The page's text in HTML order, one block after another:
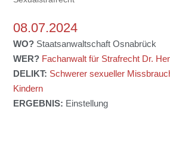
08.07.2024
WO? Staatsanwaltschaft Osnabrück
WER? Fachanwalt für Strafrecht Dr.
DELIKT: Schwerer sexueller
Kindern
ERGEBNIS: Einstellung